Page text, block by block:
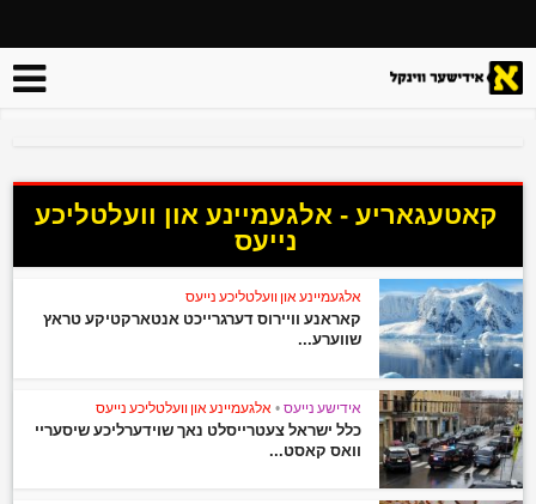
קאטעגאריע - אלגעמיינע און וועלטליכע
נייעס
אלגעמיינע און וועלטליכע נייעס
קאראנע וויירוס דערגרייכט אנטארקטיקע טראץ
שווערע...
אידישע נייעס • אלגעמיינע און וועלטליכע נייעס
כלל ישראל צעטרייסלט נאך שוידערליכע שיסעריי
וואס קאסט...